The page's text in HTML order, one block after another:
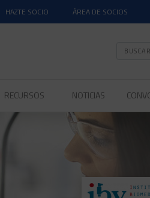
HAZTE SOCIO ÁREA DE SOCIOS
RECURSOS NOTICIAS